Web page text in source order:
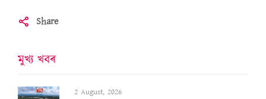
Share
মুখ্য খবৰ
2 August, 2026